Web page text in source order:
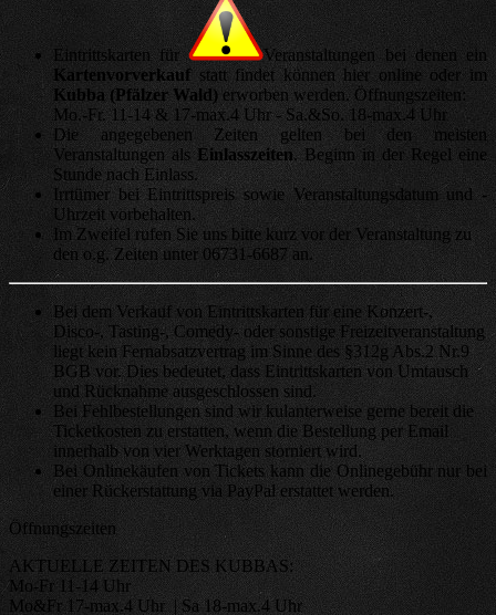
Eintrittskarten für
Veranstaltungen bei denen ein
Kartenvorverkaufstatt findet können hier online oder im
Kubba (Pfälzer Wald) erworben werden. Öffnungszeiten:
Mo.-Fr. 11-14 & 17-max.4 Uhr - Sa.&So. 18-max.4 Uhr
Die angegebenen Zeiten gelten bei den meisten
Veranstaltungen alsEinlasszeiten. Beginn in der Regel eine
Stunde nach Einlass.
Irrtümer bei Eintrittspreis sowie Veranstaltungsdatum und -
Uhrzeit vorbehalten.
Im Zweifel rufen Sie uns bitte kurz vor der Veranstaltung zu
den o.g. Zeiten unter 06731-6687 an.
Bei dem Verkauf von Eintrittskarten für eine Konzert-,
Disco-, Tasting-, Comedy- oder sonstige Freizeitveranstaltung
liegt kein Fernabsatzvertrag im Sinne des §312g Abs.2 Nr.9
BGB vor. Dies bedeutet, dass Eintrittskarten von Umtausch
und Rücknahme ausgeschlossen sind.
Bei Fehlbestellungen sind wir kulanterweise gerne bereit die
Ticketkosten zu erstatten, wenn die Bestellung per Email
innerhalb von vier Werktagen storniert wird.
Bei Onlinekäufen von Tickets kann die Onlinegebühr nur bei
einer Rückerstattung via PayPal erstattet werden.
Öffnungszeiten
AKTUELLE ZEITEN DES KUBBAS:
Mo-Fr 11-14 Uhr
Mo&Fr 17-max.4 Uhr | Sa 18-max.4 Uhr